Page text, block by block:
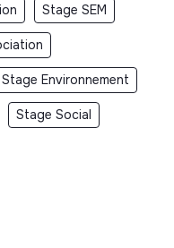
Stage SEM
Stage Environnement
Stage Social